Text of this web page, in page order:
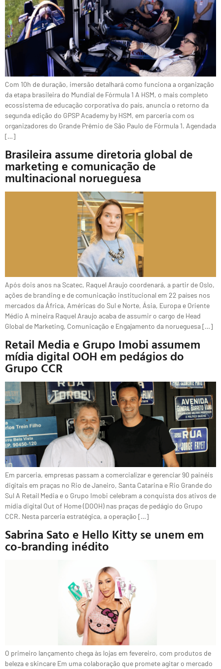
Com 10h de duração, imersão detalhará como funciona a organização
da etapa brasileira do Mundial de Fórmula 1 A HSM, o mais completo
ecossistema de educação corporativa do país, anuncia o retorno da
segunda edição do GPSP Academy by HSM, em parceria com os
organizadores do Grande Prêmio de São Paulo de Fórmula 1. Agendada
[…]
Brasileira assume diretoria global de
marketing e comunicação de
multinacional norueguesa
Após dois anos na Scatec, Raquel Araujo coordenará, a partir de Oslo,
ações de branding e de comunicação institucional em 22 países nos
mercados da África, Américas do Sul e Norte, Ásia, Europa e Oriente
Médio A mineira Raquel Araujo acaba de assumir o cargo de Head
Global de Marketing, Comunicação e Engajamento da norueguesa […]
Retail Media e Grupo Imobi assumem
mídia digital OOH em pedágios do
Grupo CCR
Em parceria, empresas passam a comercializar e gerenciar 90 painéis
digitais em praças no Rio de Janeiro, Santa Catarina e Rio Grande do
Sul A Retail Media e o Grupo Imobi celebram a conquista dos ativos de
mídia digital Out of Home (DOOH) nas praças de pedágio do Grupo
CCR. Nesta parceria estratégica, a operação […]
Sabrina Sato e Hello Kitty se unem em
co-branding inédito
O primeiro lançamento chega às lojas em fevereiro, com produtos de
beleza e skincare Em uma colaboração que promete agitar o mercado